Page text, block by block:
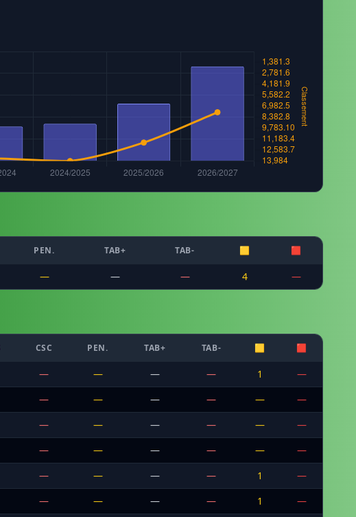
PEN. TAB+ TAB- 🟨 🟥
— — — 4 —
CSC PEN. TAB+ TAB- 🟨 🟥
— — — — 1
—
— — — — —
—
— — — — —
—
— — — — —
—
— — — — 1
—
— — — — 1
—